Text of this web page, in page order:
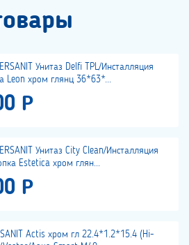
Унитаз Delfi TPL/Инсталляция
Leon хром глянц 36*63*...
Р
Унитаз City Clean/Инсталляция
Estetica хром глян...
Р
Actis хром гл 22.4*1.2*15.4 (Hi-